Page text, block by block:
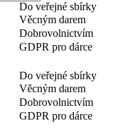
Do veřejné sbírky
Věcným darem
Dobrovolnictvím
GDPR pro dárce
Do veřejné sbírky
Věcným darem
Dobrovolnictvím
GDPR pro dárce